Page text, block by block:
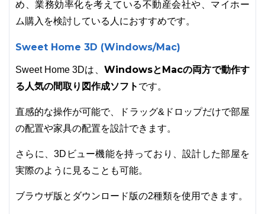
め、業務効率化を考えている不動産会社や、マイホー
ム購入を検討している人におすすめです。
Sweet Home 3D (Windows/Mac)
Sweet Home 3Dは、 WindowsとMacの両方で動作す
る人気の間取り図作成ソフト です。
直感的な操作が可能で、ドラッグ&ドロップだけで部屋
の配置や家具の配置を設計できます。
さらに、3Dビュー機能を持っており、設計した部屋を
実際のように見ることも可能。
ブラウザ版とダウンロード版の2種類を使用できます。